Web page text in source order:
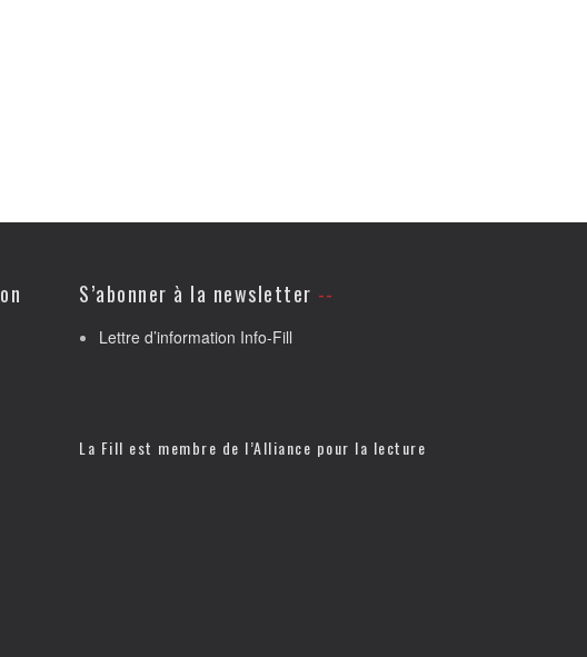
S’abonner à la newsletter
Lettre d’information Info-Fill
La Fill est membre de l’Alliance pour la lecture